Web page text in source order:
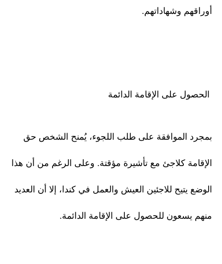
أوراقهم وشهاداتهم.
الحصول على الإقامة الدائمة
بمجرد الموافقة على طلب اللجوء، يُمنح الشخص حق
الإقامة كلاجئ مع تأشيرة مؤقتة. وعلى الرغم من أن هذا
الوضع يتيح للاجئين العيش والعمل في كندا، إلا أن العديد
منهم يسعون للحصول على الإقامة الدائمة.